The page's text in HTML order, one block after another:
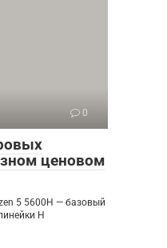
0
ценовом
5 5600H — базовый
H